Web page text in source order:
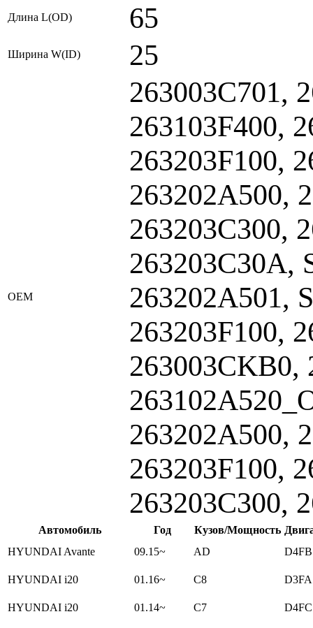
Длина L(OD) 65
Ширина W(ID) 25
ОЕМ
263003C701,
263103F400,
263203F100,
263202A500,
263203C300,
263203C30A,
263202A501,
263203F100,
263003CKB0,
263202A500,
263203F100,
263203C300,
Автомобиль Год Кузов/Мощность
HYUNDAI Avante
09.15~ AD
HYUNDAI i20 01.16~ C8 D3FA
HYUNDAI i20 01.14~ C7